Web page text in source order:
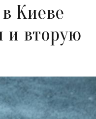
Киеве
и вторую